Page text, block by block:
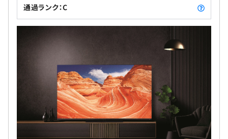
通過ランク：C